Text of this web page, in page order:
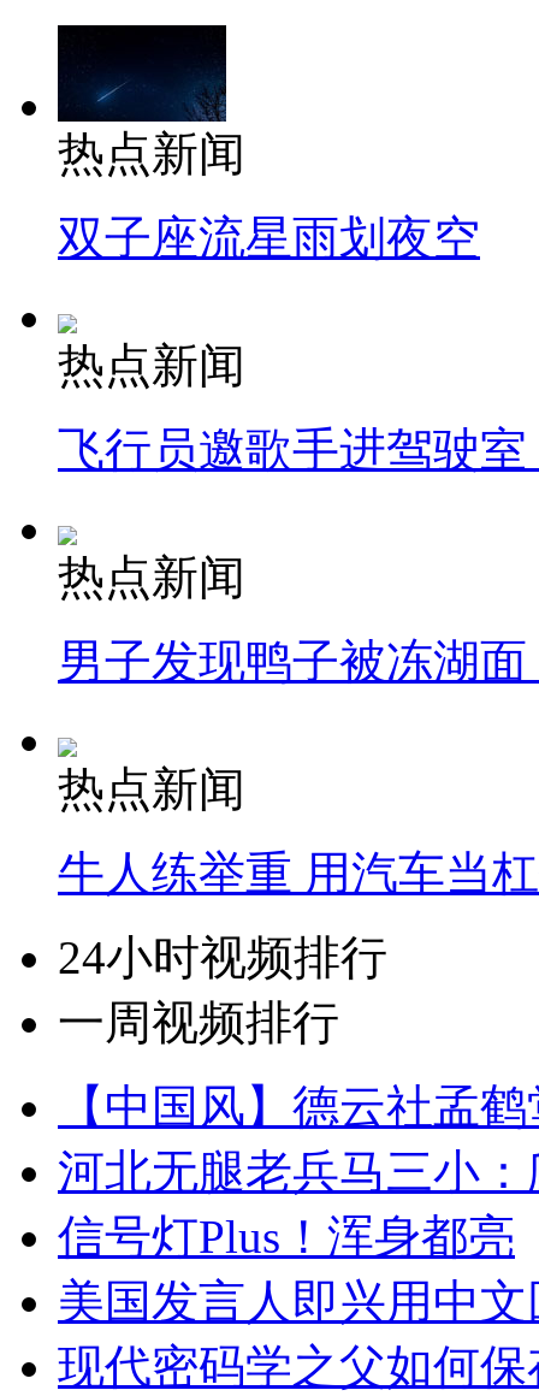
热点新闻
双子座流星雨划夜空
热点新闻
飞行员邀歌手进驾驶
热点新闻
男子发现鸭子被冻湖
热点新闻
牛人练举重 用汽车当
24小时视频排行
一周视频排行
【中国风】德云社孟
河北无腿老兵马三小
信号灯Plus！浑身都亮
美国发言人即兴用中
现代密码学之父如何